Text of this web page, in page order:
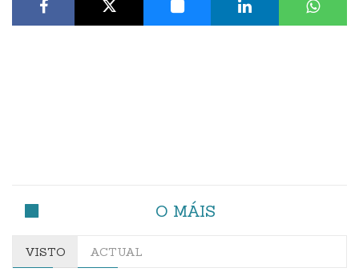
O MÁIS
VISTO ACTUAL